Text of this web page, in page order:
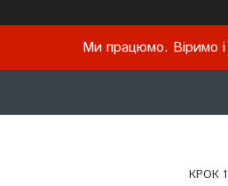
Ми працюмо. Віримо і
КРОК 1